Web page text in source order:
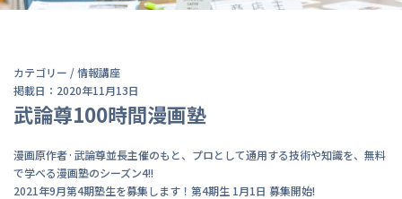
カテゴリー /情報講座
掲載日：2020年11月13日
武論尊100時間漫画塾
漫画原作者·武論尊並長主催のもと、プロとして通用する技術や知識を、無料
で学べる漫画塾のシーズン4!!
2021年9月第4期塾生を募集します！第4期生 1月1日 募集開始!